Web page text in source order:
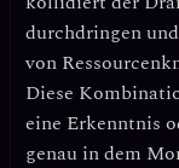
durchdringen
von
Diese
eine Erkenntnis
genau in dem